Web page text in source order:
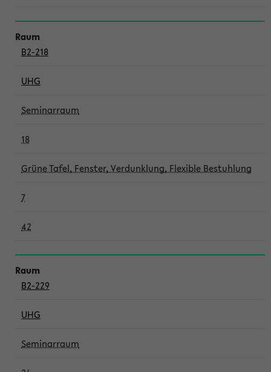
B2-218
UHG
Seminarraum
18
Grüne Tafel, Fenster, Verdunklung, Flexible Bestuhlung
7
42
B2-229
UHG
Seminarraum